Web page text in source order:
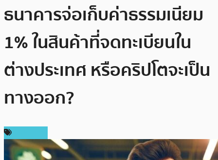
ธนาคารจ่อเก็บค่าธรรมเนียม
1% ในสินค้าที่จดทะเบียนใน
ต่างประเทศ หรือคริปโตจะเป็น
ทางออก?